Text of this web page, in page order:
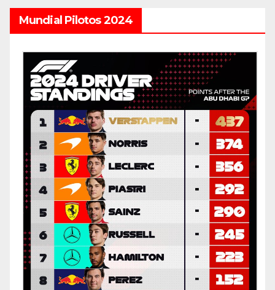
Mundial Pilotos 2024